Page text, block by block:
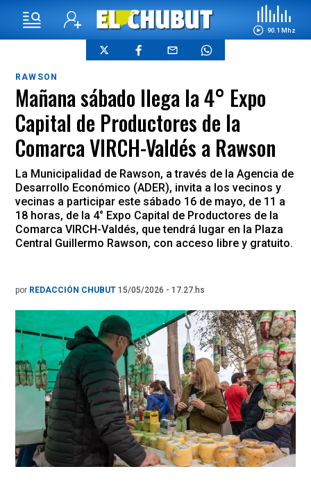
90.1 Mhz
RAWSON
Mañana sábado llega la 4° Expo
Capital de Productores de la
Comarca VIRCH-Valdés a Rawson
La Municipalidad de Rawson, a través de la Agencia de
Desarrollo Económico (ADER), invita a los vecinos y
vecinas a participar este sábado 16 de mayo, de 11 a
18 horas, de la 4° Expo Capital de Productores de la
Comarca VIRCH-Valdés, que tendrá lugar en la Plaza
Central Guillermo Rawson, con acceso libre y gratuito.
por REDACCIÓN CHUBUT 15/05/2026 - 17.27.hs